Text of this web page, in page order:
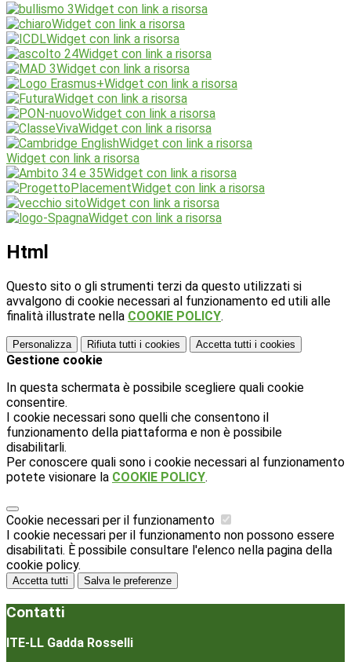
Widget con link a risorsa
Widget con link a risorsa
Widget con link a risorsa
Widget con link a risorsa
Widget con link a risorsa
Widget con link a risorsa
Widget con link a risorsa
Widget con link a risorsa
Widget con link a risorsa
Widget con link a risorsa
Widget con link a risorsa
Widget con link a risorsa
Widget con link a risorsa
Widget con link a risorsa
Widget con link a risorsa
Html
Questo sito o gli strumenti terzi da questo utilizzati si
avvalgono di cookie necessari al funzionamento ed utili alle
finalità illustrate nella COOKIE POLICY.
Personalizza Rifiuta tutti i cookies Accetta tutti i cookies
Gestione cookie
In questa schermata è possibile scegliere quali cookie
consentire.
I cookie necessari sono quelli che consentono il
funzionamento della piattaforma e non è possibile
disabilitarli.
Per conoscere quali sono i cookie necessari al funzionamento
potete visionare la COOKIE POLICY.
Cookie necessari per il funzionamento
I cookie necessari per il funzionamento non possono essere
disabilitati. È possibile consultare l'elenco nella pagina della
cookie policy.
Accetta tutti Salva le preferenze
Contatti
ITE-LL Gadda Rosselli